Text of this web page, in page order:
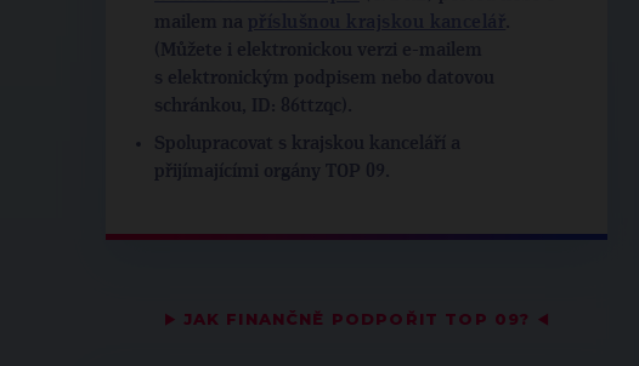
mailem na
(Můžete i elektronickou verzi e-mailem
s elektronickým podpisem nebo datovou
schránkou, ID: 86ttzqc).
Spolupracovat s krajskou kanceláří a
přijímajícími orgány TOP 09.
▶ JAK FINANČNĚ PODPOŘIT TOP 09? ◀